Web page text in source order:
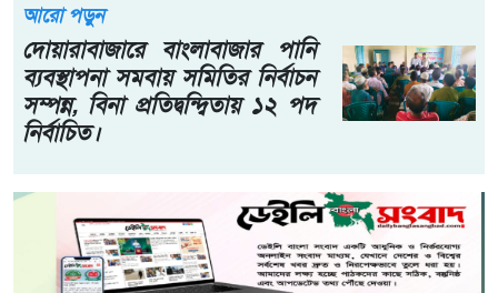
আরো পড়ুন
দোয়ারাবাজারে বাংলাবাজার পানি
ব্যবস্থাপনা সমবায় সমিতির নির্বাচন
সম্পন্ন, বিনা প্রতিদ্বন্দ্বিতায় ১২ পদ
নির্বাচিত।